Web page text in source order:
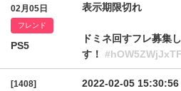
02月05日
フレンド
PS5
表示期限切れ
ドミネ回すフレ募集
す！
[1408]
2022-02-05 15:30:56